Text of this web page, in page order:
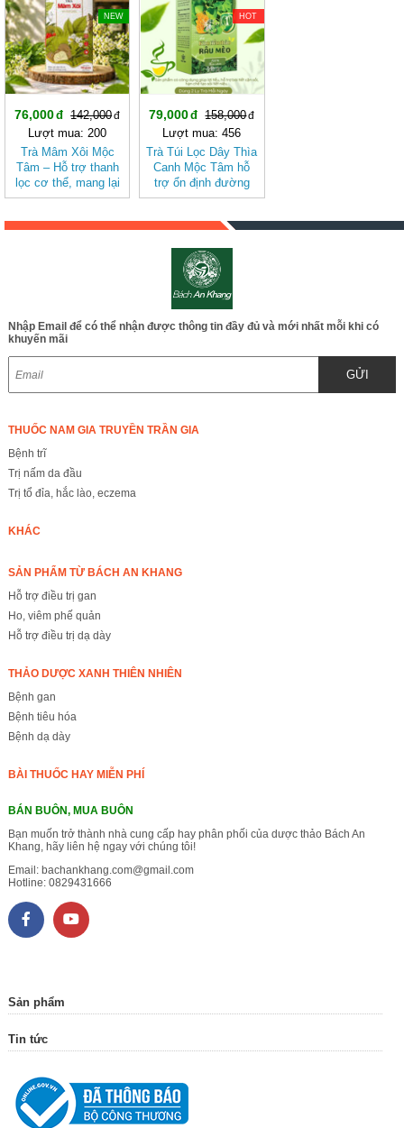
NEW
76,000
142,000
Lượt mua: 200
Trà Mâm Xôi Mộc
Tâm – Hỗ trợ thanh
lọc cơ thể, mang lại
cảm giác nhẹ nhàng
HOT
79,000
158,000
Lượt mua: 456
Trà Túi Lọc Dây Thìa
Canh Mộc Tâm hỗ
trợ ổn định đường
huyết
Nhập Email để có thể nhận được thông tin đầy đủ và mới nhất mỗi khi có
khuyến mãi
GỬI
THUỐC NAM GIA TRUYỀN TRẦN GIA
Bệnh trĩ
Trị nấm da đầu
Trị tổ đỉa, hắc lào, eczema
KHÁC
SẢN PHẨM TỪ BÁCH AN KHANG
Hỗ trợ điều trị gan
Ho, viêm phế quản
Hỗ trợ điều trị dạ dày
THẢO DƯỢC XANH THIÊN NHIÊN
Bệnh gan
Bệnh tiêu hóa
Bệnh dạ dày
BÀI THUỐC HAY MIỄN PHÍ
BÁN BUÔN, MUA BUÔN
Bạn muốn trở thành nhà cung cấp hay phân phối của dược thảo Bách An
Khang, hãy liên hệ ngay với chúng tôi!
Email: bachankhang.com@gmail.com
Hotline: 0829431666
Sản phẩm
Tin tức